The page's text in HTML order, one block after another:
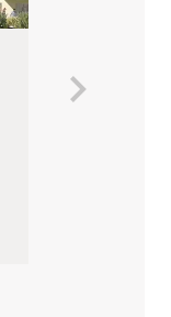
de la loi